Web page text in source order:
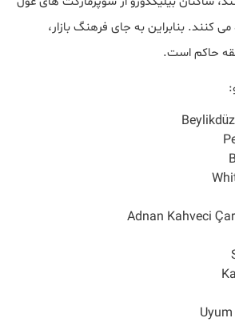
کنند. بنابراین به جای فرهنگ بازار،
حاکم است.
Adnan Kahveci